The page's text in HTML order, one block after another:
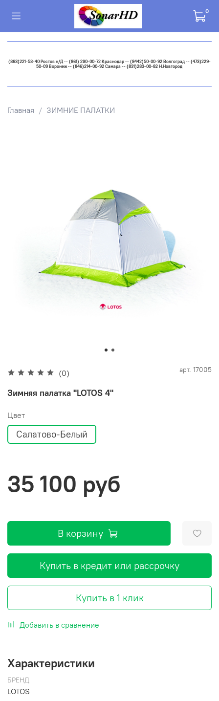
0
(863)221-53-40 Ростов н/Д -- (861) 290-00-72 Краснодар -- (8442)50-00-92 Волгоград -- (473)229-
50-09 Воронеж -- (846)214-00-92 Самара -- (831)283-00-82 Н.Новгород
Главная ЗИМНИЕ ПАЛАТКИ
(0) арт. 17005
Зимняя палатка "LOTOS 4"
Цвет
Салатово-Белый
35 100 руб
В корзину
Купить в кредит или рассрочку
Купить в 1 клик
Добавить в сравнение
Характеристики
БРЕНД
LOTOS